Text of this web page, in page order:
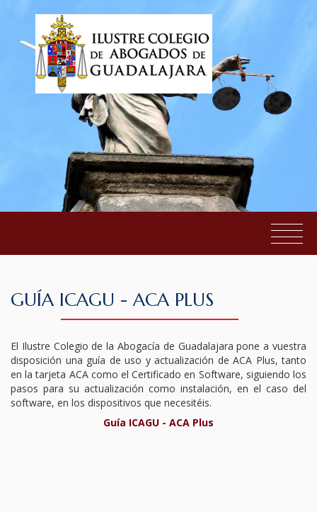
SERVICIOS AL COLEGIADO
ATENCIÓN A LA CIUDADANÍA
Guía ICAGU de uso y actualización de ACA Plus
GUÍA ICAGU - ACA PLUS
El Ilustre Colegio de la Abogacía de Guadalajara pone a vuestra
disposición una guía de uso y actualización de ACA Plus, tanto
en la tarjeta ACA como el Certificado en Software, siguiendo los
pasos para su actualización como instalación, en el caso del
software, en los dispositivos que necesitéis.
Guía ICAGU - ACA Plus